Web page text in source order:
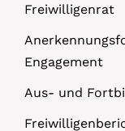
Freiwilligenrat
Engagement
Aus- und